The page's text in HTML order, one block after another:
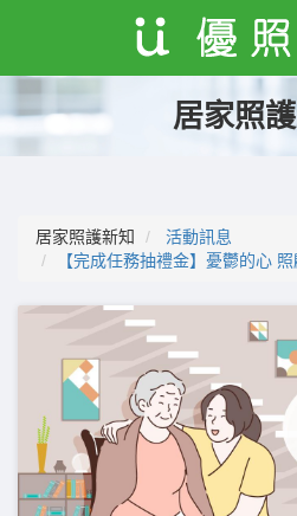
居家照
居家照護新知
活動訊息
【完成任務抽禮金】憂鬱的心